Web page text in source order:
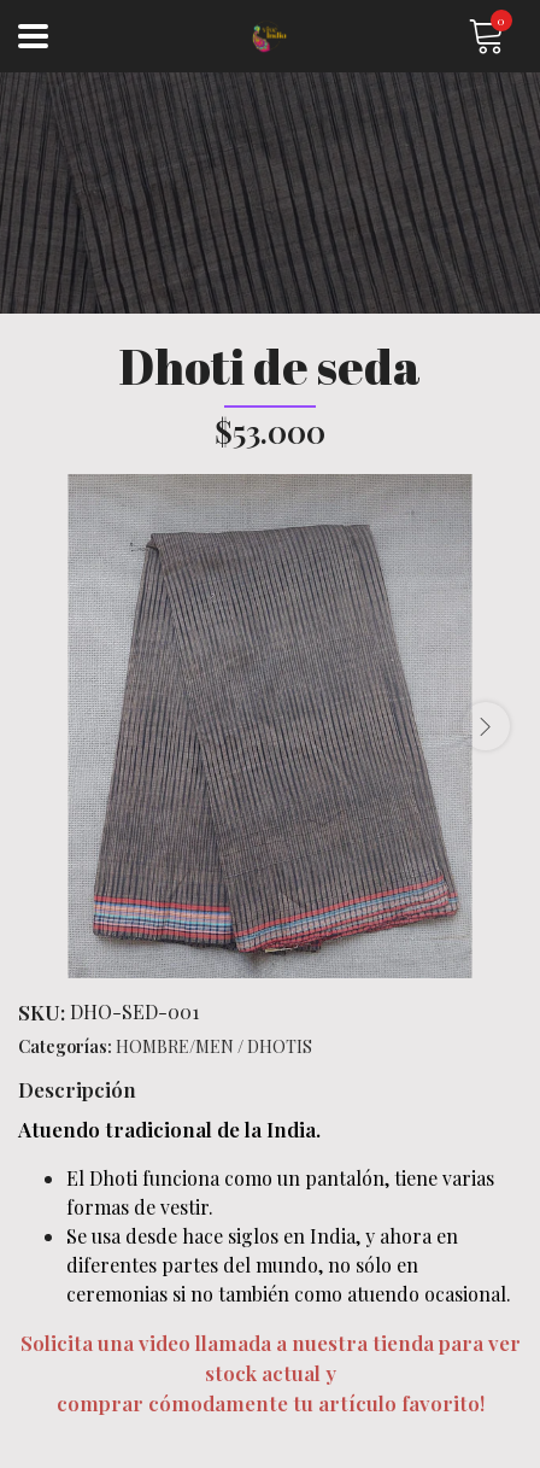
0
Dhoti de seda
$53.000
SKU: DHO-SED-001
Categorías: HOMBRE/MEN /DHOTIS
Descripción
Atuendo tradicional de la India.
El Dhoti funciona como un pantalón, tiene varias
formas de vestir.
Se usa desde hace siglos en India, y ahora en
diferentes partes del mundo, no sólo en
ceremonias si no también como atuendo ocasional.
Solicita una video llamada a nuestra tienda para ver
stock actual y
comprar cómodamente tu artículo favorito!